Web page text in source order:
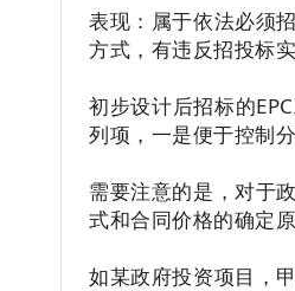
表现：属于依法必须
方式，有违反招投标
初步设计后招标的
列项，一是便于控制
需要注意的是，对于
式和合同价格的确定
如某政府投资项目，